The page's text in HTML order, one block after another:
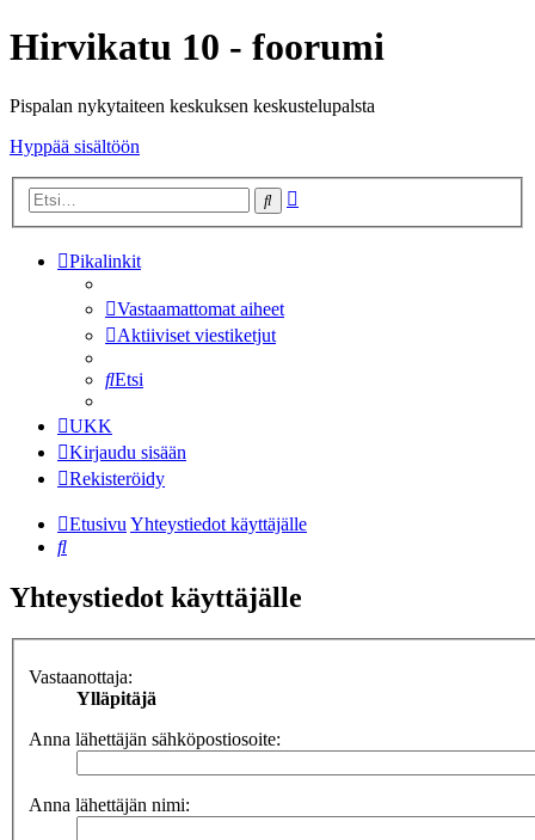
Hirvikatu 10 - foorumi
Pispalan nykytaiteen keskuksen keskustelupalsta
Hyppää sisältöön
Etsi
Pikalinkit
Vastaamattomat aiheet
Aktiiviset viestiketjut
Etsi
UKK
Kirjaudu sisään
Rekisteröidy
EtusivuYhteystiedot käyttäjälle
Etsi
Yhteystiedot käyttäjälle
Vastaanottaja:
Ylläpitäjä
Anna lähettäjän sähköpostiosoite:
Anna lähettäjän nimi: